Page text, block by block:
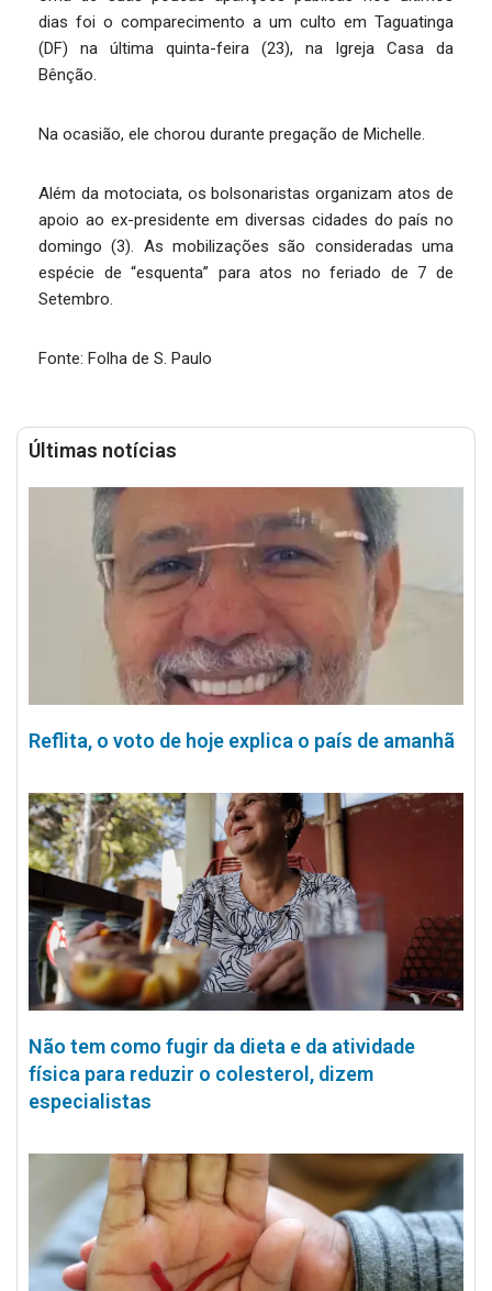
dias foi o comparecimento a um culto em Taguatinga
(DF) na última quinta-feira (23), na Igreja Casa da
Bênção.
Na ocasião, ele chorou durante pregação de Michelle.
Além da motociata, os bolsonaristas organizam atos de
apoio ao ex-presidente em diversas cidades do país no
domingo (3). As mobilizações são consideradas uma
espécie de “esquenta” para atos no feriado de 7 de
Setembro.
Fonte: Folha de S. Paulo
Últimas notícias
Reflita, o voto de hoje explica o país de amanhã
Não tem como fugir da dieta e da atividade
física para reduzir o colesterol, dizem
especialistas